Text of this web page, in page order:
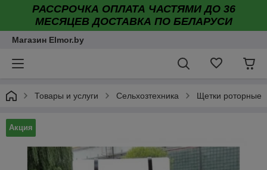
РАССРОЧКА ОПЛАТА ЧАСТЯМИ ДО 36
МЕСЯЦЕВ ДОСТАВКА ПО БЕЛАРУСИ
Магазин Elmor.by
Товары и услуги Сельхозтехника Щетки роторные
Акция